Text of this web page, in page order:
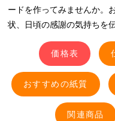
ードを作ってみませんか。
状、日頃の感謝の気持ちを
価格表
おすすめの紙質
関連商品